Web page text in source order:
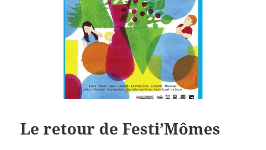
Le retour de Festi’Mômes